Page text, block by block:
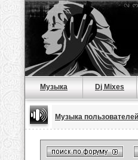
Музыка Dj Mixes
Музыка пользователей